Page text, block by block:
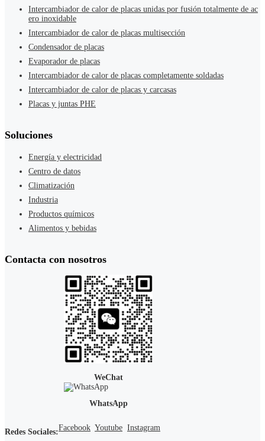
Intercambiador de calor de placas unidas por fusión totalmente de ac
ero inoxidable
Intercambiador de calor de placas multisección
Condensador de placas
Evaporador de placas
Intercambiador de calor de placas completamente soldadas
Intercambiador de calor de placas y carcasas
Placas y juntas PHE
Soluciones
Energía y electricidad
Centro de datos
Climatización
Industria
Productos químicos
Alimentos y bebidas
Contacta con nosotros
WeChat
WhatsApp
Redes Sociales:Facebook Youtube Instagram